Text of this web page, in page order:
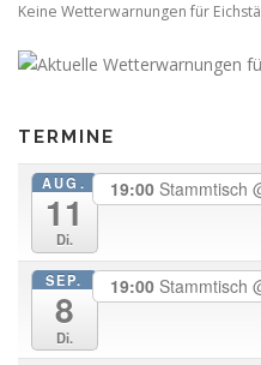
Keine Wetterwarnungen für
TERMINE
AUG.
11
Di.
19:00 Stammtisch
SEP.
8
Di.
19:00 Stammtisch